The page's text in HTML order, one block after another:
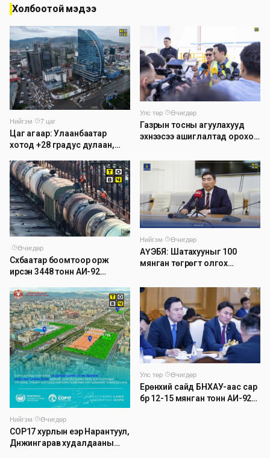
Холбоотой мэдээ
Нийгэм·
7 цаг
Цаг агаар: Улаанбаатар
хотод +28 градус дулаан,
бороо орно
Улс төр·
Өчигдөр
Газрын тосны агуулахууд
эхнээсээ ашиглалтад ороход
·
Өчигдөр
Сүхбаатар боомтоор орж
ирсэн 3448 тонн АИ-92
буулгах ажлыг зохион
байгуулж байна
Нийгэм·
Өчигдөр
АҮЭБЯ: Шатахууныг 100
мянган төгрөгт олгох
Нийгэм·
Өчигдөр
COP17 хурлын үеэр Нарантуул,
Дүнжингарав худалдааны
Улс төр·
Өчигдөр
Ерөнхий сайд БНХАУ-аас сар
бүр 12-15 мянган тонн АИ-92